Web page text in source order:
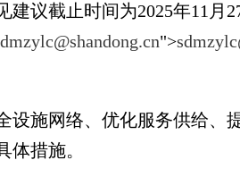
议截止时间为2025年11月
">
施网络、优化服务供给、
体措施。